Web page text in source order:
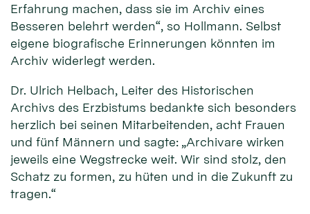
Erfahrung machen, dass sie im Archiv eines
Besseren belehrt werden“, so Hollmann. Selbst
eigene biografische Erinnerungen könnten im
Archiv widerlegt werden.
Dr. Ulrich Helbach, Leiter des Historischen
Archivs des Erzbistums bedankte sich besonders
herzlich bei seinen Mitarbeitenden, acht Frauen
und fünf Männern und sagte: „Archivare wirken
jeweils eine Wegstrecke weit. Wir sind stolz, den
Schatz zu formen, zu hüten und in die Zukunft zu
tragen.“